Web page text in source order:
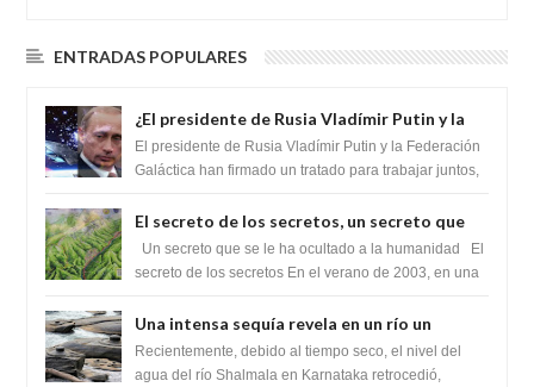
ENTRADAS POPULARES
¿El presidente de Rusia Vladímir Putin y la
Federación Galactica han firmado un
tratado para acabar con los Sionistas?
El presidente de Rusia Vladímir Putin y la Federación
Galáctica han firmado un tratado para trabajar juntos,
El secreto de los secretos, un secreto que
cambiaría por completo el destino de la
humanidad
Un secreto que se le ha ocultado a la humanidad El
secreto de los secretos En el verano de 2003, en una
Una intensa sequía revela en un río un
impresionante hallazgo de miles de Shiva
Lingas
Recientemente, debido al tiempo seco, el nivel del
agua del río Shalmala en Karnataka retrocedió,